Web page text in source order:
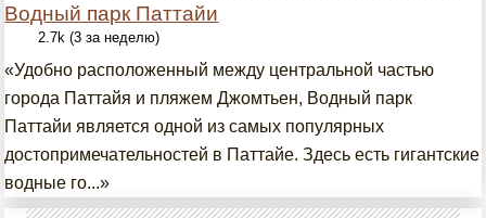
Водный парк Паттайи
2.7k (3 за неделю)
«Удобно расположенный между центральной частью
города Паттайя и пляжем Джомтьен, Водный парк
Паттайи является одной из самых популярных
достопримечательностей в Паттайе. Здесь есть гигантские
водные го...»